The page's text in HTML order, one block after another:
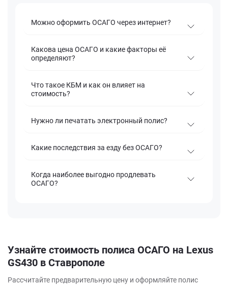
Можно оформить ОСАГО через интернет?
Какова цена ОСАГО и какие факторы её
определяют?
Что такое КБМ и как он влияет на
стоимость?
Нужно ли печатать электронный полис?
Какие последствия за езду без ОСАГО?
Когда наиболее выгодно продлевать
ОСАГО?
Узнайте стоимость полиса ОСАГО на Lexus
GS430 в Ставрополе
Рассчитайте предварительную цену и оформляйте полис